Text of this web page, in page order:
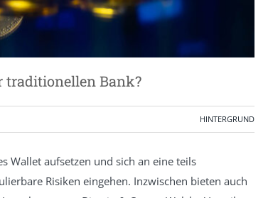
traditionellen Bank?
HINTERGRUND
Wallet aufsetzen und sich an eine teils
Risiken eingehen. Inzwischen bieten auch